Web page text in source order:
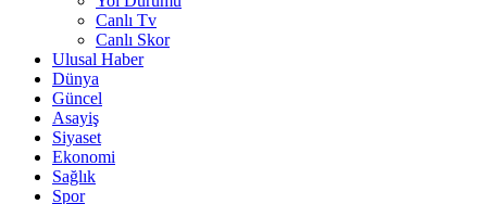
Canlı Tv
Canlı Skor
Ulusal Haber
Dünya
Güncel
Asayiş
Siyaset
Ekonomi
Sağlık
Spor